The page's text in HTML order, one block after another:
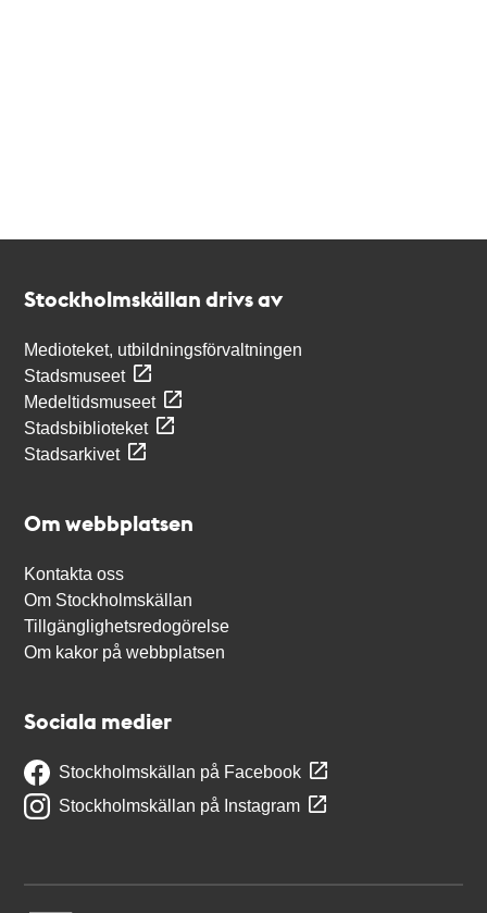
Stockholmskällan drivs av
Medioteket, utbildningsförvaltningen
Stadsmuseet
Medeltidsmuseet
Stadsbiblioteket
Stadsarkivet
Om webbplatsen
Kontakta oss
Om Stockholmskällan
Tillgänglighetsredogörelse
Om kakor på webbplatsen
Sociala medier
Stockholmskällan på Facebook
Stockholmskällan på Instagram